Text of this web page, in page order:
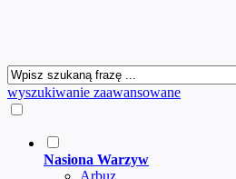
wyszukiwanie zaawansowane
Nasiona Warzyw
Arbuz